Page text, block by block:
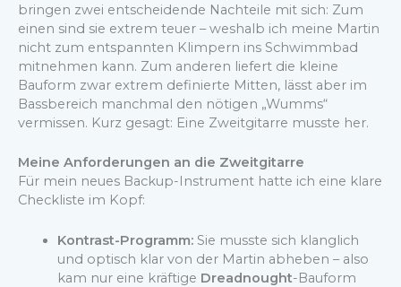
bringen zwei entscheidende Nachteile mit sich: Zum
einen sind sie extrem teuer – weshalb ich meine Martin
nicht zum entspannten Klimpern ins Schwimmbad
mitnehmen kann. Zum anderen liefert die kleine
Bauform zwar extrem definierte Mitten, lässt aber im
Bassbereich manchmal den nötigen „Wumms“
vermissen. Kurz gesagt: Eine Zweitgitarre musste her.
Meine Anforderungen an die Zweitgitarre
Für mein neues Backup-Instrument hatte ich eine klare
Checkliste im Kopf:
Kontrast-Programm:Sie musste sich klanglich
und optisch klar von der Martin abheben – also
kam nur eine kräftige Dreadnought-Bauform